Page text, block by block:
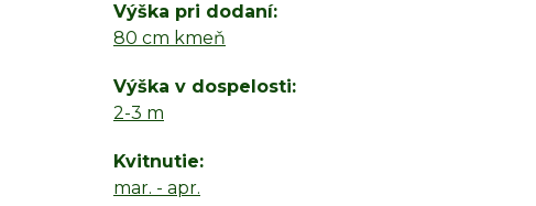
Výška pri dodaní
80 cm kmeň
Výška v dospelosti
2-3 m
Kvitnutie
mar. - apr.